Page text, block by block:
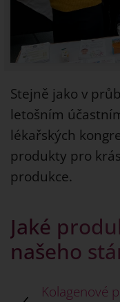
Stejně jako v
letošním
lékařských
produkty pro
produkce.
Jaké
našeho
Kolagenové